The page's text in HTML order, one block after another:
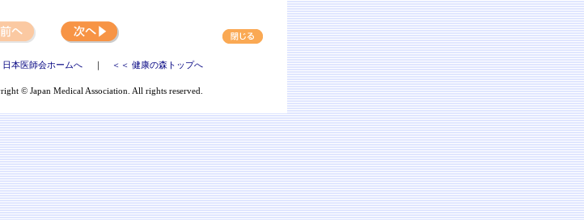
日本医師会ホームへ ｜ ＜＜ 健康の森トップへ
© Japan Medical Association. All rights reserved.